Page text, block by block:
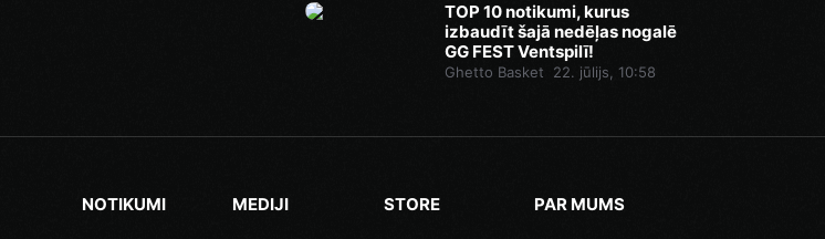
TOP 10 notikumi, kurus
izbaudīt šajā nedēļas nogalē
GG FEST Ventspilī!
Ghetto Basket 22. jūlijs, 10:58
NOTIKUMI MEDIJI STORE PAR MUMS